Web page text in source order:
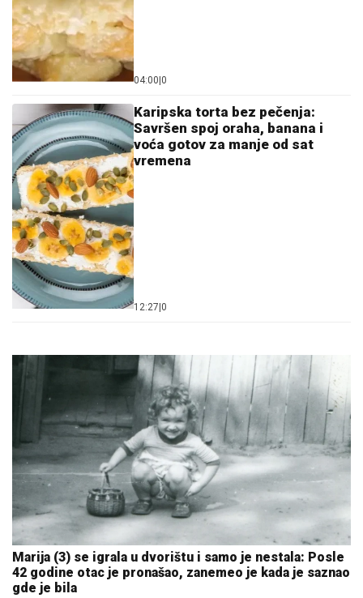
04:00|0
Karipska torta bez pečenja:
Savršen spoj oraha, banana i
voća gotov za manje od sat
vremena
12:27|0
Marija (3) se igrala u dvorištu i samo je nestala: Posle
42 godine otac je pronašao, zanemeo je kada je saznao
gde je bila